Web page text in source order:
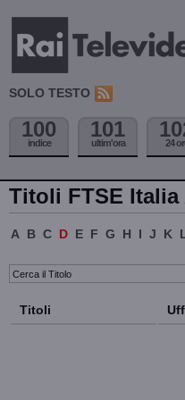
SOLO TESTO
100
indice
101
ultim'ora 24
Titoli FTSE Italia
A B C D E F G H I J K
Titoli